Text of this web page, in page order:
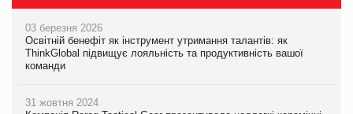
03 березня 2026
Освітній бенефіт як інструмент утримання талантів: як
ThinkGlobal підвищує лояльність та продуктивність вашої
команди
31 жовтня 2024